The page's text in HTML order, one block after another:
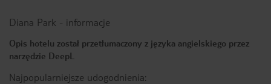
Diana Park - informacje
Opis hotelu został przetłumaczony z języka angielskiego przez
narzędzie DeepL
Najpopularniejsze udogodnienia: